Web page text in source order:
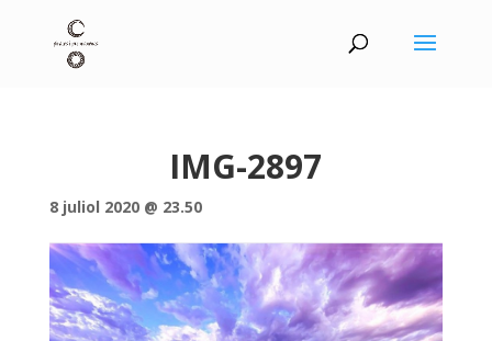
IMG-2897
8 juliol 2020 @ 23.50